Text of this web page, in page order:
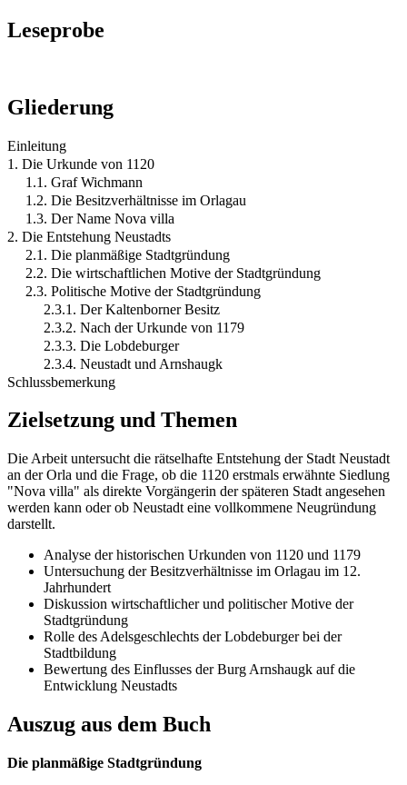
Leseprobe
Gliederung
Einleitung
1. Die Urkunde von 1120
1.1. Graf Wichmann
1.2. Die Besitzverhältnisse im Orlagau
1.3. Der Name Nova villa
2. Die Entstehung Neustadts
2.1. Die planmäßige Stadtgründung
2.2. Die wirtschaftlichen Motive der Stadtgründung
2.3. Politische Motive der Stadtgründung
2.3.1. Der Kaltenborner Besitz
2.3.2. Nach der Urkunde von 1179
2.3.3. Die Lobdeburger
2.3.4. Neustadt und Arnshaugk
Schlussbemerkung
Zielsetzung und Themen
Die Arbeit untersucht die rätselhafte Entstehung der Stadt Neustadt
an der Orla und die Frage, ob die 1120 erstmals erwähnte Siedlung
"Nova villa" als direkte Vorgängerin der späteren Stadt angesehen
werden kann oder ob Neustadt eine vollkommene Neugründung
darstellt.
Analyse der historischen Urkunden von 1120 und 1179
Untersuchung der Besitzverhältnisse im Orlagau im 12.
Jahrhundert
Diskussion wirtschaftlicher und politischer Motive der
Stadtgründung
Rolle des Adelsgeschlechts der Lobdeburger bei der
Stadtbildung
Bewertung des Einflusses der Burg Arnshaugk auf die
Entwicklung Neustadts
Auszug aus dem Buch
Die planmäßige Stadtgründung